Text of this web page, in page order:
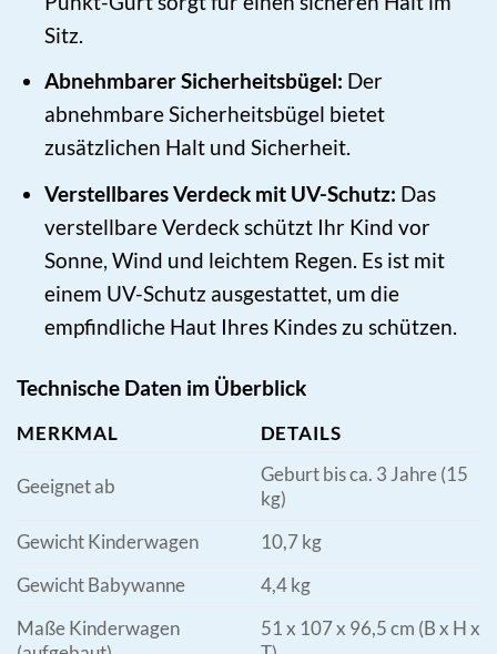
Sitz.
Abnehmbarer Sicherheitsbügel: Der
abnehmbare Sicherheitsbügel bietet
zusätzlichen Halt und Sicherheit.
Verstellbares Verdeck mit UV-Schutz: Das
verstellbare Verdeck schützt Ihr Kind vor
Sonne, Wind und leichtem Regen. Es ist mit
einem UV-Schutz ausgestattet, um die
empfindliche Haut Ihres Kindes zu schützen.
Technische Daten im Überblick
MERKMAL DETAILS
Geeignet ab
Geburt bis ca. 3 Jahre (15
kg)
Gewicht Kinderwagen
10,7 kg
Gewicht Babywanne
4,4 kg
Maße Kinderwagen
51 x 107 x 96,5 cm (B x H x